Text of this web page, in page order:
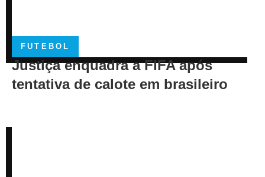
FUTEBOL
Justiça enquadra a FIFA após
tentativa de calote em brasileiro